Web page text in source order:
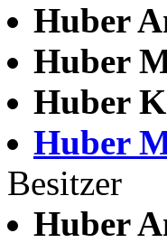
Huber
Huber
Huber
Huber
Besitzer
Huber